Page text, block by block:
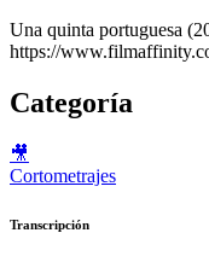
Una quinta portuguesa
https://
Categoría
🎥
Cortometrajes
Transcripción